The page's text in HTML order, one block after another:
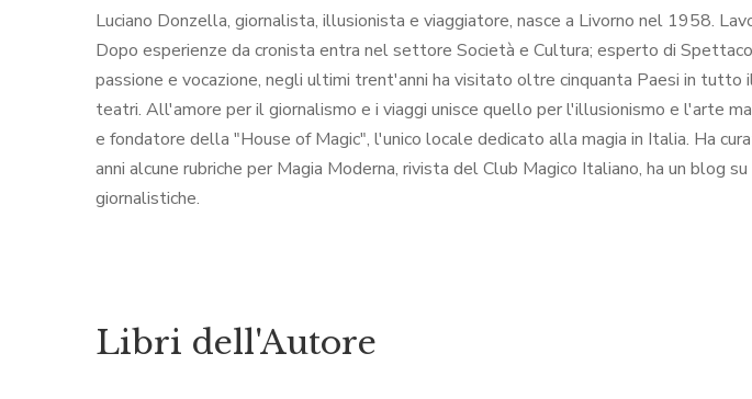
Luciano Donzella, giornalista, illusionista e viaggiatore, nasce a Livorno nel 1958.
Dopo esperienze da cronista entra nel settore Società e Cultura; esperto di
passione e vocazione, negli ultimi trent'anni ha visitato oltre cinquanta Paesi in
teatri. All'amore per il giornalismo e i viaggi unisce quello per l'illusionismo e l'arte
e fondatore della "House of Magic", l'unico locale dedicato alla magia in Italia. Ha
anni alcune rubriche per Magia Moderna, rivista del Club Magico Italiano, ha un blog
giornalistiche.
Libri dell'Autore